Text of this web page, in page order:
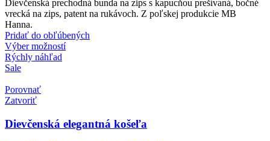
Dievčenská prechodná bunda na zips s kapucňou prešívaná, bočné
vrecká na zips, patent na rukávoch. Z poľskej produkcie MB
Hanna.
Pridať do obľúbených
Výber možností
Rýchly náhľad
Sale
Porovnať
Zatvoriť
Dievčenská elegantná košeľa